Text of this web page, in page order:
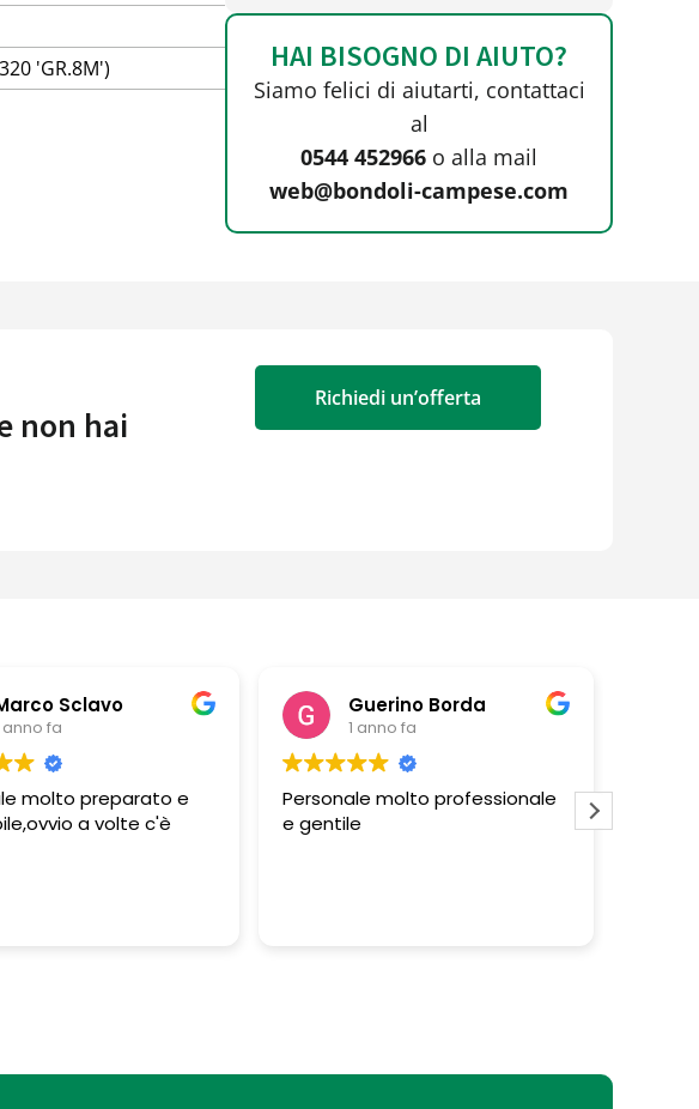
'GR.8M') HAI BISOGNO DI AIUTO?
Siamo felici di aiutarti, contattaci
al
0544 452966 o alla mail
web@bondoli-campese.com
non hai
Richiedi un’offerta
Sclavo
anno fa
molto preparato e
a volte c'è
Guerino Borda
1 anno fa
Personale molto professionale
e gentile